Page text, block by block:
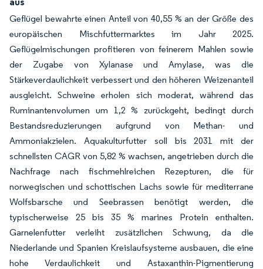
Geflügel bewahrte einen Anteil von 40,55 % an der Größe des
europäischen Mischfuttermarktes im Jahr 2025.
Geflügelmischungen profitieren von feinerem Mahlen sowie
der Zugabe von Xylanase und Amylase, was die
Stärkeverdaulichkeit verbessert und den höheren Weizenanteil
ausgleicht. Schweine erholen sich moderat, während das
Ruminantenvolumen um 1,2 % zurückgeht, bedingt durch
Bestandsreduzierungen aufgrund von Methan- und
Ammoniakzielen. Aquakulturfutter soll bis 2031 mit der
schnellsten CAGR von 5,82 % wachsen, angetrieben durch die
Nachfrage nach fischmehlreichen Rezepturen, die für
norwegischen und schottischen Lachs sowie für mediterrane
Wolfsbarsche und Seebrassen benötigt werden, die
typischerweise 25 bis 35 % marines Protein enthalten.
Garnelenfutter verleiht zusätzlichen Schwung, da die
Niederlande und Spanien Kreislaufsysteme ausbauen, die eine
hohe Verdaulichkeit und Astaxanthin-Pigmentierung